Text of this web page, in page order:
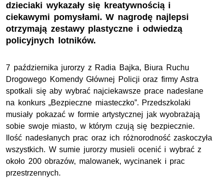
dzieciaki wykazały się kreatywnością i
ciekawymi pomysłami. W nagrodę najlepsi
otrzymają zestawy plastyczne i odwiedzą
policyjnych lotników.
7 października jurorzy z Radia Bajka, Biura Ruchu
Drogowego Komendy Głównej Policji oraz firmy Astra
spotkali się aby wybrać najciekawsze prace nadesłane
na konkurs „Bezpieczne miasteczko”. Przedszkolaki
musiały pokazać w formie artystycznej jak wyobrażają
sobie swoje miasto, w którym czują się bezpiecznie.
Ilość nadesłanych prac oraz ich różnorodność zaskoczyła
wszystkich. W sumie jurorzy musieli ocenić i wybrać z
około 200 obrazów, malowanek, wycinanek i prac
przestrzennych.